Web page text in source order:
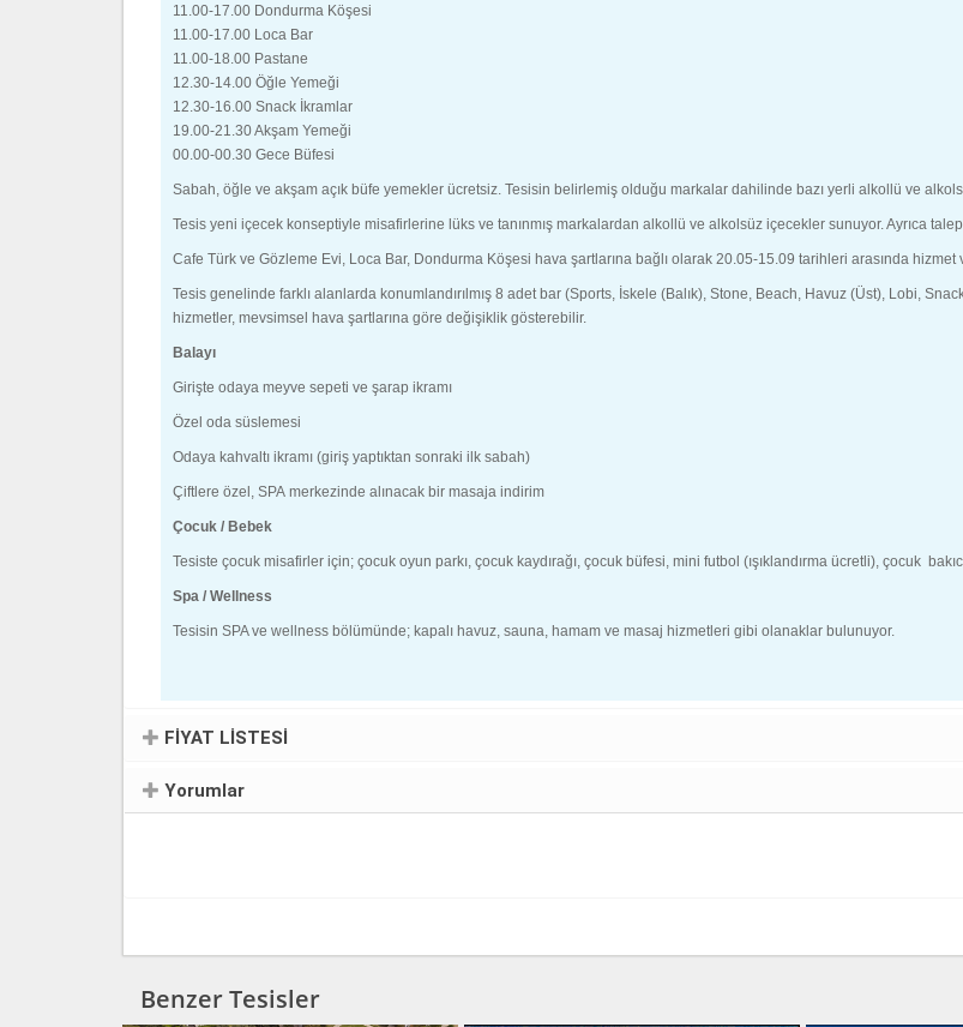
11.00-17.00 Dondurma Köşesi
11.00-17.00 Loca Bar
11.00-18.00 Pastane
12.30-14.00 Öğle Yemeği
12.30-16.00 Snack İkramlar
19.00-21.30 Akşam Yemeği
00.00-00.30 Gece Büfesi
Sabah, öğle ve akşam açık büfe yemekler ücretsiz. Tesisin belirlemiş olduğu markalar dahilinde bazı yerli alkollü ve
Tesis yeni içecek konseptiyle misafirlerine lüks ve tanınmış markalardan alkollü ve alkolsüz içecekler sunuyor. Ayrıca
Cafe Türk ve Gözleme Evi, Loca Bar, Dondurma Köşesi hava şartlarına bağlı olarak 20.05-15.09 tarihleri arasında hizmet
Tesis genelinde farklı alanlarda konumlandırılmış 8 adet bar (Sports, İskele (Balık), Stone, Beach, Havuz (Üst), Lobi,
hizmetler, mevsimsel hava şartlarına göre değişiklik gösterebilir.
Balayı
Girişte odaya meyve sepeti ve şarap ikramı
Özel oda süslemesi
Odaya kahvaltı ikramı (giriş yaptıktan sonraki ilk sabah)
Çiftlere özel, SPA merkezinde alınacak bir masaja indirim
Çocuk / Bebek
Tesiste çocuk misafirler için; çocuk oyun parkı, çocuk kaydırağı, çocuk büfesi, mini futbol (ışıklandırma ücretli), çocuk
Spa / Wellness
Tesisin SPA ve wellness bölümünde; kapalı havuz, sauna, hamam ve masaj hizmetleri gibi olanaklar bulunuyor.
FİYAT LİSTESİ
Yorumlar
Benzer Tesisler